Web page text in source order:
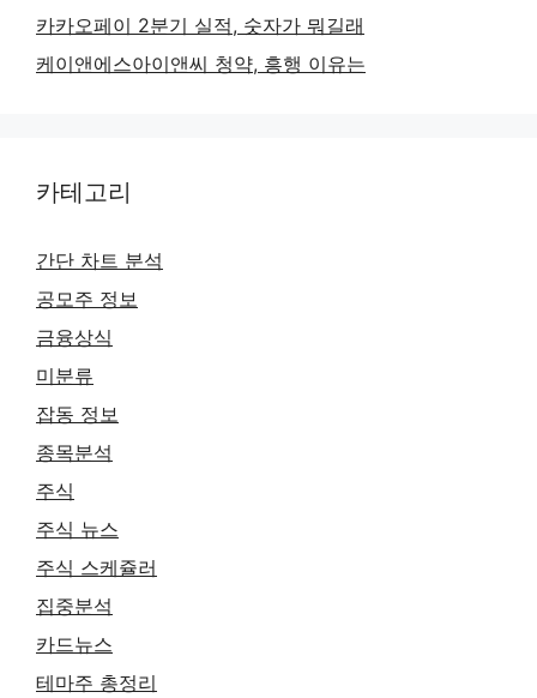
카카오페이 2분기 실적, 숫자가 뭐길래
케이앤에스아이앤씨 청약, 흥행 이유는
카테고리
간단 차트 분석
공모주 정보
금융상식
미분류
잡동 정보
종목분석
주식
주식 뉴스
주식 스케쥴러
집중분석
카드뉴스
테마주 총정리